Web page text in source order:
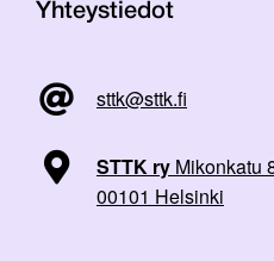
Yhteystiedot
sttk@sttk.fi
STTK ry Mikonkatu
00101 Helsinki